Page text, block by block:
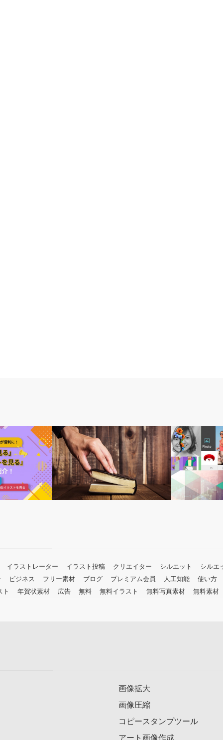
イラストレーター イラスト投稿 クリエイター シルエット
シルエ
ビジネス フリー素材 ブログ プレミアム会員 人工知能
使い方
ト
年賀状素材 広告 無料 無料イラスト 無料写真素材 無料素材
画像拡大
画像圧縮
コピースタンプツール
アート画像作成